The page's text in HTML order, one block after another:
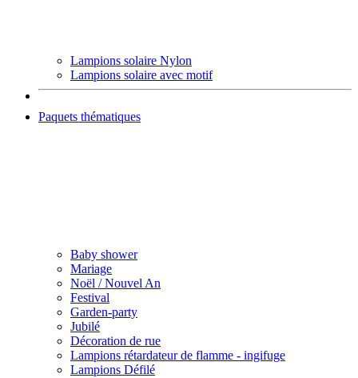
Lampions solaire Nylon
Lampions solaire avec motif
Paquets thématiques
Baby shower
Mariage
Noël / Nouvel An
Festival
Garden-party
Jubilé
Décoration de rue
Lampions rétardateur de flamme - ingifuge
Lampions Défilé